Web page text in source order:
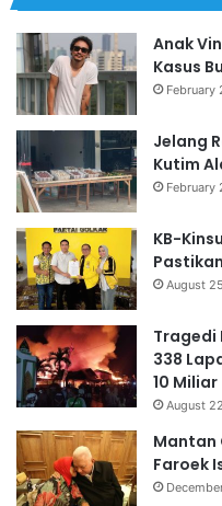
Anak
Kasus
February
Jelang
Kutim
February
KB-
August
Tragedi
338
10 Miliar
August
Mantan
Faroek